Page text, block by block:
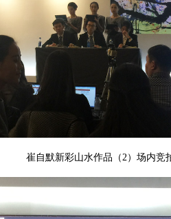
崔自默新彩山水作品（2）场内竞